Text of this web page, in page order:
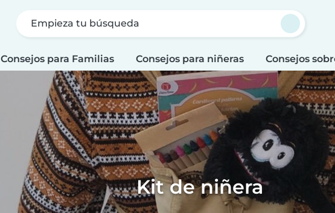
Empieza tu búsqueda
Consejos para Familias Consejos para niñeras Consejos
Kit de niñera